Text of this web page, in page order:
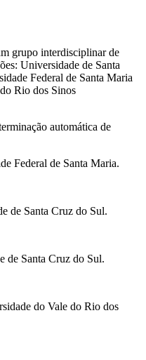
grupo interdisciplinar de
Universidade de Santa
Federal de Santa Maria
Rio dos Sinos
automática de
Federal de Santa Maria.
de Santa Cruz do Sul.
de Santa Cruz do Sul.
do Vale do Rio dos